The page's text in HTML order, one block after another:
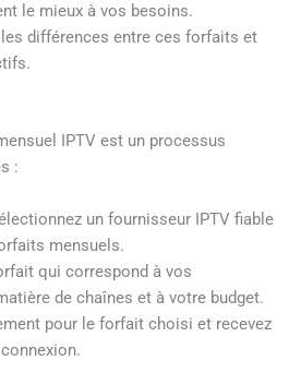
le mieux à vos besoins.
différences entre ces forfaits et
IPTV est un processus
:
un fournisseur IPTV fiable
mensuels.
qui correspond à vos
de chaînes et à votre budget.
pour le forfait choisi et recevez